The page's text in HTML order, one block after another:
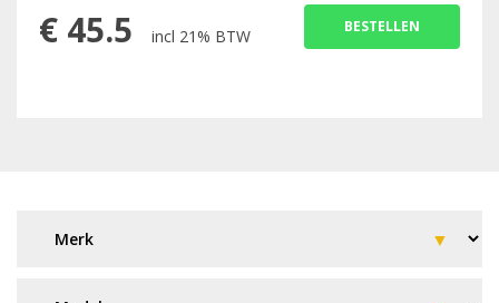
€ 45.5 incl 21% BTW BESTELLEN